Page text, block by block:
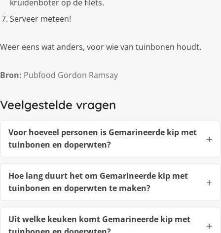
kruidenboter op de filets.
Serveer meteen!
Weer eens wat anders, voor wie van tuinbonen houdt.
Bron: Pubfood Gordon Ramsay
Veelgestelde vragen
Voor hoeveel personen is Gemarineerde kip met
tuinbonen en doperwten?
Hoe lang duurt het om Gemarineerde kip met
tuinbonen en doperwten te maken?
Uit welke keuken komt Gemarineerde kip met